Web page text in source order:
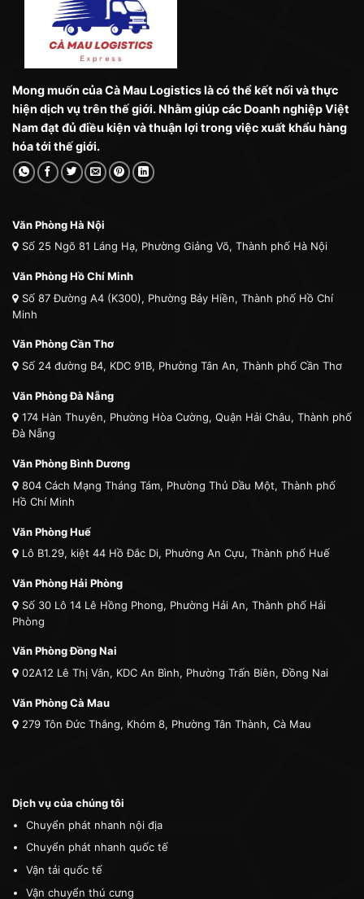
Mong muốn của Cà Mau Logistics là có thể kết nối và thực
hiện dịch vụ trên thế giới. Nhằm giúp các Doanh nghiệp Việt
Nam đạt đủ điều kiện và thuận lợi trong việc xuất khẩu hàng
hóa tới thế giới.
Văn Phòng Hà Nội
Số 25 Ngõ 81 Láng Hạ, Phường Giảng Võ, Thành phố Hà Nội
Văn Phòng Hồ Chí Minh
Số 87 Đường A4 (K300), Phường Bảy Hiền, Thành phố Hồ Chí
Minh
Văn Phòng Cần Thơ
Số 24 đường B4, KDC 91B, Phường Tân An, Thành phố Cần Thơ
Văn Phòng Đà Nẵng
174 Hàn Thuyên, Phường Hòa Cường, Quận Hải Châu, Thành phố
Đà Nẵng
Văn Phòng Bình Dương
804 Cách Mạng Tháng Tám, Phường Thủ Dầu Một, Thành phố
Hồ Chí Minh
Văn Phòng Huế
Lô B1.29, kiệt 44 Hồ Đắc Di, Phường An Cựu, Thành phố Huế
Văn Phòng Hải Phòng
Số 30 Lô 14 Lê Hồng Phong, Phường Hải An, Thành phố Hải
Phòng
Văn Phòng Đồng Nai
02A12 Lê Thị Vân, KDC An Bình, Phường Trấn Biên, Đồng Nai
Văn Phòng Cà Mau
279 Tôn Đức Thắng, Khóm 8, Phường Tân Thành, Cà Mau
Dịch vụ của chúng tôi
Chuyển phát nhanh nội địa
Chuyển phát nhanh quốc tế
Vận tải quốc tế
Vận chuyển thú cưng